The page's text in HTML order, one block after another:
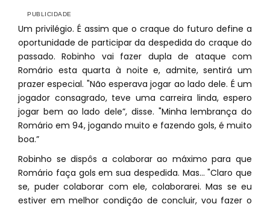
Um privilégio. É assim que o craque do futuro define a
oportunidade de participar da despedida do craque do
passado. Robinho vai fazer dupla de ataque com
Romário esta quarta à noite e, admite, sentirá um
prazer especial. "Não esperava jogar ao lado dele. É um
jogador consagrado, teve uma carreira linda, espero
jogar bem ao lado dele”, disse. "Minha lembrança do
Romário em 94, jogando muito e fazendo gols, é muito
boa.”
Robinho se dispôs a colaborar ao máximo para que
Romário faça gols em sua despedida. Mas... "Claro que
se, puder colaborar com ele, colaborarei. Mas se eu
estiver em melhor condição de concluir, vou fazer o